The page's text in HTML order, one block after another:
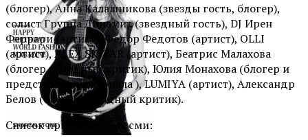
(блогер), Анна Калашникова (звезды гость, блогер),
солист Группа Динамит (звездный гость), DJ Ирен
Феррари (артист), Федор Федотов (артист), OLLI
(артист), ALEX SKIZAR (артист), Беатрис Малахова
(блогер и модный критик), Юлия Монахова (блогер и
представитель журнала ), LUMIYA (артист), Александр
Белов (блогер и модный критик).
Список приглашенных сми: